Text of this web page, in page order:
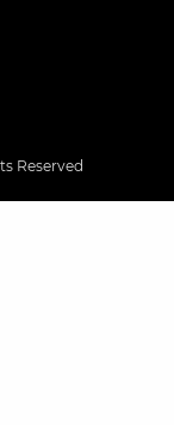
Reserved